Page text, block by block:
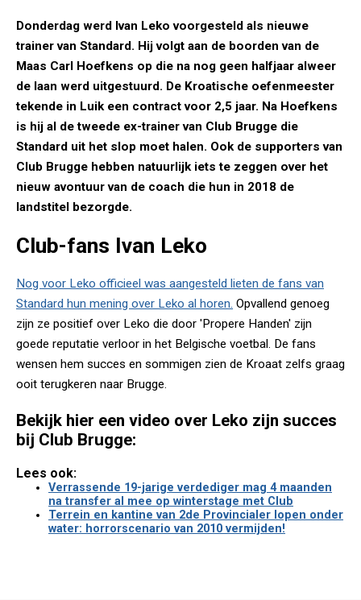
Donderdag werd Ivan Leko voorgesteld als nieuwe
trainer van Standard. Hij volgt aan de boorden van de
Maas Carl Hoefkens op die na nog geen halfjaar alweer
de laan werd uitgestuurd. De Kroatische oefenmeester
tekende in Luik een contract voor 2,5 jaar. Na Hoefkens
is hij al de tweede ex-trainer van Club Brugge die
Standard uit het slop moet halen. Ook de supporters van
Club Brugge hebben natuurlijk iets te zeggen over het
nieuw avontuur van de coach die hun in 2018 de
landstitel bezorgde.
Club-fans Ivan Leko
Nog voor Leko officieel was aangesteld lieten de fans van
Standard hun mening over Leko al horen. Opvallend genoeg
zijn ze positief over Leko die door 'Propere Handen' zijn
goede reputatie verloor in het Belgische voetbal. De fans
wensen hem succes en sommigen zien de Kroaat zelfs graag
ooit terugkeren naar Brugge.
Bekijk hier een video over Leko zijn succes
bij Club Brugge:
Lees ook:
Verrassende 19-jarige verdediger mag 4 maanden
na transfer al mee op winterstage met Club
Terrein en kantine van 2de Provincialer lopen onder
water: horrorscenario van 2010 vermijden!